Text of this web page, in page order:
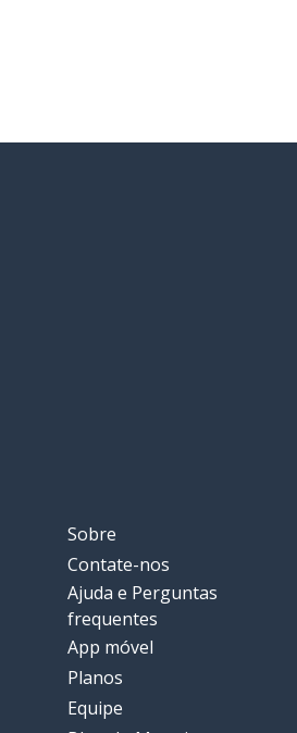
Sobre
Contate-nos
Ajuda e Perguntas
frequentes
App móvel
Planos
Equipe